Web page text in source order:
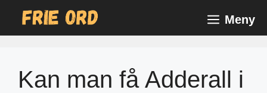
Meny
Kan man få Adderall i